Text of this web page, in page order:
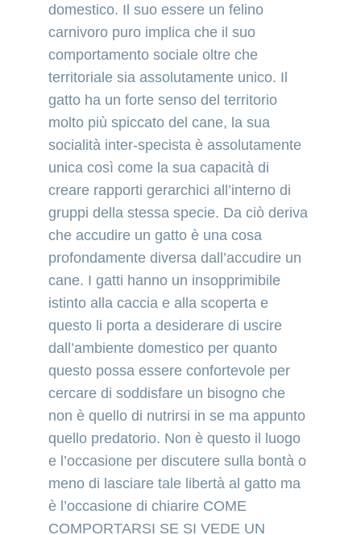
domestico. Il suo essere un felino
carnivoro puro implica che il suo
comportamento sociale oltre che
territoriale sia assolutamente unico. Il
gatto ha un forte senso del territorio
molto più spiccato del cane, la sua
socialità inter-specista è assolutamente
unica così come la sua capacità di
creare rapporti gerarchici all’interno di
gruppi della stessa specie. Da ciò deriva
che accudire un gatto è una cosa
profondamente diversa dall’accudire un
cane. I gatti hanno un insopprimibile
istinto alla caccia e alla scoperta e
questo li porta a desiderare di uscire
dall’ambiente domestico per quanto
questo possa essere confortevole per
cercare di soddisfare un bisogno che
non è quello di nutrirsi in se ma appunto
quello predatorio. Non è questo il luogo
e l’occasione per discutere sulla bontà o
meno di lasciare tale libertà al gatto ma
è l’occasione di chiarire COME
COMPORTARSI SE SI VEDE UN